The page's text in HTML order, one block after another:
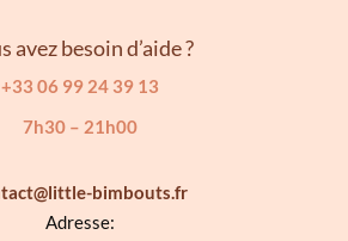
avez besoin d’aide ?
+33 06 99 24 39 13
7h30 – 21h00
bimbouts.fr
Adresse: